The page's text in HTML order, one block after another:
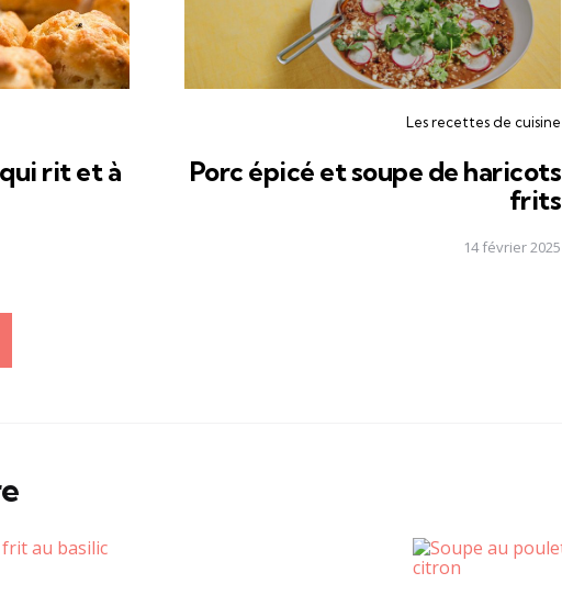
rit et à
Les recettes de cuisine
Porc épicé et soupe de haricots
frits
14 février 2025